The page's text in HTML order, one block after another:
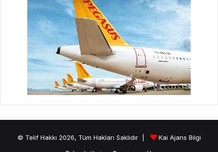
© Telif Hakkı 2026, Tüm Hakları Saklıdır |
Kai Ajans Bilgi